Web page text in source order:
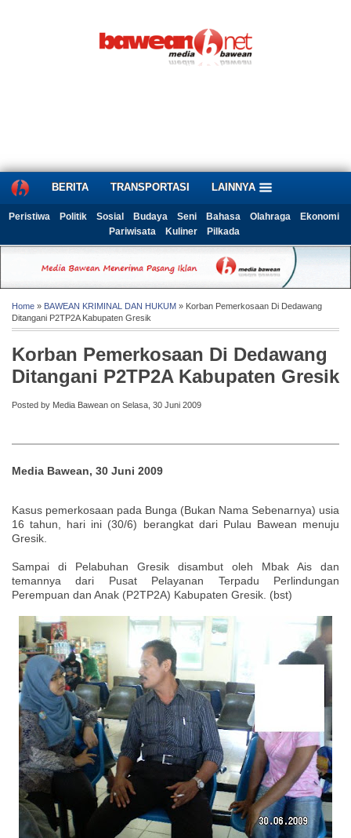
BERITA TRANSPORTASI LAINNYA
Peristiwa Politik Sosial Budaya Seni Bahasa Olahraga
Ekonomi
Pariwisata
Kuliner Pilkada
Home » BAWEAN KRIMINAL DAN HUKUM » Korban Pemerkosaan Di Dedawang
Ditangani P2TP2A Kabupaten Gresik
Korban Pemerkosaan Di Dedawang
Ditangani P2TP2A Kabupaten Gresik
Posted by Media Bawean on Selasa, 30 Juni 2009
Media Bawean, 30 Juni 2009
Kasus pemerkosaan pada Bunga (Bukan Nama Sebenarnya) usia
16 tahun, hari ini (30/6) berangkat dari Pulau Bawean menuju
Gresik.
Sampai di Pelabuhan Gresik disambut oleh Mbak Ais dan
temannya dari Pusat Pelayanan Terpadu Perlindungan
Perempuan dan Anak (P2TP2A) Kabupaten Gresik. (bst)